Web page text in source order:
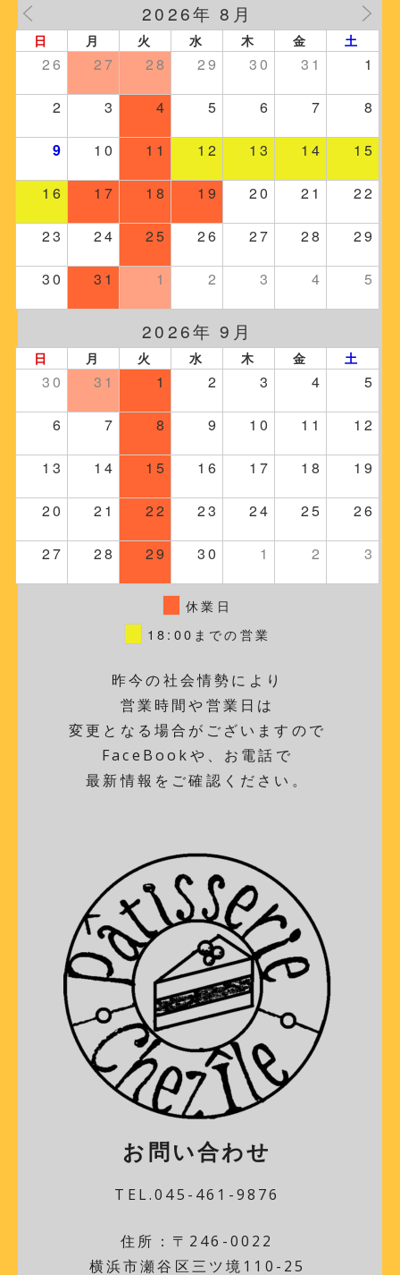
2026年 8月
日 月 火 水 木 金 土
26 27 28 29 30 31 1
2 3 4 5 6 7 8
9 10 11 12 13 14 15
16 17 18 19 20 21 22
23 24 25 26 27 28 29
30 31 1 2 3 4 5
2026年 9月
日 月 火 水 木 金 土
30 31 1 2 3 4 5
6 7 8 9 10 11 12
13 14 15 16 17 18 19
20 21 22 23 24 25 26
27 28 29 30 1 2 3
休業日
18:00までの営業
昨今の社会情勢により
営業時間や営業日は
変更となる場合がございますので
FaceBookや、お電話で
最新情報をご確認ください。
お問い合わせ
TEL.045-461-9876
住所：〒246-0022
横浜市瀬谷区三ツ境110-25